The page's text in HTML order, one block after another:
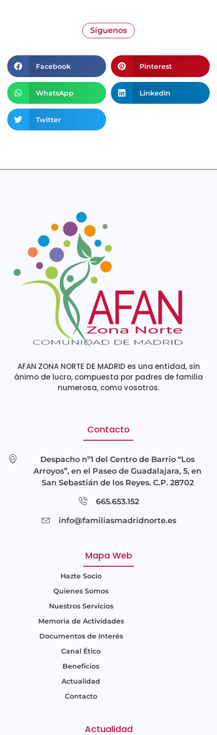
Síguenos
Facebook Pinterest
WhatsApp LinkedIn
Twitter
AFAN ZONA NORTE DE MADRID es una entidad, sin
ánimo de lucro, compuesta por padres de familia
numerosa, como vosotros.
Contacto
Despacho nº1 del Centro de Barrio “Los
Arroyos”, en el Paseo de Guadalajara, 5, en
San Sebastián de los Reyes. C.P. 28702
665.653.152
info@familiasmadridnorte.es
Mapa Web
Hazte Socio
Quienes Somos
Nuestros Servicios
Memoria de Actividades
Documentos de Interés
Canal Ético
Beneficios
Actualidad
Contacto
Actualidad